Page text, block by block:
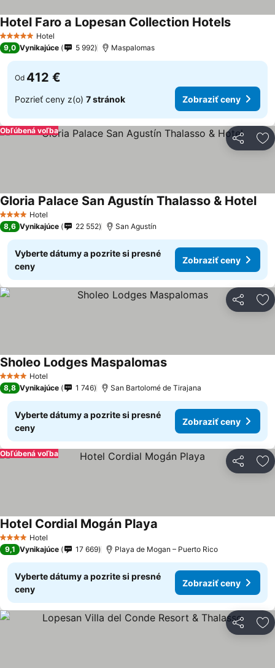
5 Počet hviezdičiek
Hotel
Hotel Faro a Lopesan Collection Hotels
9,0 Vynikajúce 5 992 Maspalomas
Od 412 €
Pozrieť ceny z(o) 7 stránok Zobraziť ceny
Zdieľať
Obľúbená voľba
4 Počet hviezdičiek
Hotel
Gloria Palace San Agustín Thalasso & Hotel
8,6 Vynikajúce 22 552 San Agustín
Vyberte dátumy a pozrite si presné
ceny
Zobraziť ceny
Zdieľať
4 Počet hviezdičiek
Hotel
Sholeo Lodges Maspalomas
8,8 Vynikajúce 1 746 San Bartolomé de Tirajana
Vyberte dátumy a pozrite si presné
ceny
Zobraziť ceny
Zdieľať
Obľúbená voľba
4 Počet hviezdičiek
Hotel
Hotel Cordial Mogán Playa
9,1 Vynikajúce 17 669 Playa de Mogan – Puerto Rico
Vyberte dátumy a pozrite si presné
ceny
Zobraziť ceny
Zdieľať